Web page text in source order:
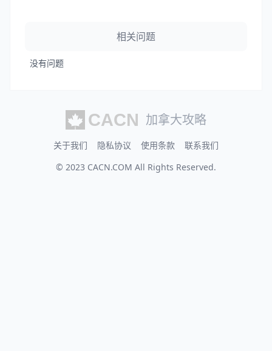
相关问题
没有问题
加拿大攻略
关于我们 隐私协议 使用条款
联系我们
© 2023 CACN.COM All Rights Reserved.